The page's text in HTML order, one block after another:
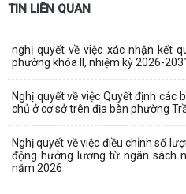
TIN LIÊN QUAN
nghị quyết về việc xác nhận kết
phường khóa II, nhiệm kỳ 2026-
Nghị quyết về việc Quyết định các
chủ ở cơ sở trên địa bàn phường
Nghị quyết về việc điều chỉnh số
động hưởng lương từ ngân sách
năm 2026